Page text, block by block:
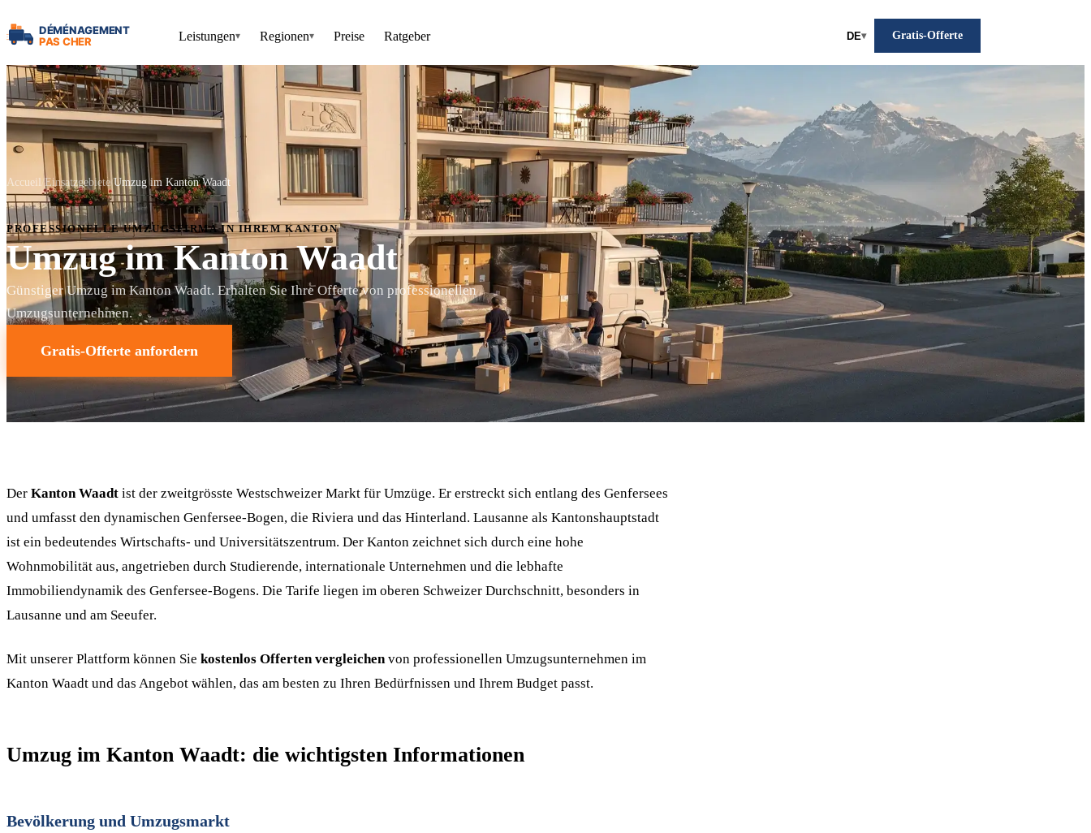
Leistungen▾ Regionen▾ Preise Ratgeber DE▾ Gratis-Offerte
Accueil Einsatzgebiete Umzug im Kanton Waadt
PROFESSIONELLE UMZUGSFIRMA IN IHREM KANTON
Umzug im Kanton Waadt
Günstiger Umzug im Kanton Waadt. Erhalten Sie Ihre Offerte von professionellen
Umzugsunternehmen.
Gratis-Offerte anfordern
Der Kanton Waadt ist der zweitgrösste Westschweizer Markt für Umzüge. Er erstreckt sich entlang des Genfersees
und umfasst den dynamischen Genfersee-Bogen, die Riviera und das Hinterland. Lausanne als Kantonshauptstadt
ist ein bedeutendes Wirtschafts- und Universitätszentrum. Der Kanton zeichnet sich durch eine hohe
Wohnmobilität aus, angetrieben durch Studierende, internationale Unternehmen und die lebhafte
Immobiliendynamik des Genfersee-Bogens. Die Tarife liegen im oberen Schweizer Durchschnitt, besonders in
Lausanne und am Seeufer.
Mit unserer Plattform können Sie kostenlos Offerten vergleichenvon professionellen Umzugsunternehmen im
Kanton Waadt und das Angebot wählen, das am besten zu Ihren Bedürfnissen und Ihrem Budget passt.
Umzug im Kanton Waadt: die wichtigsten Informationen
Bevölkerung und Umzugsmarkt